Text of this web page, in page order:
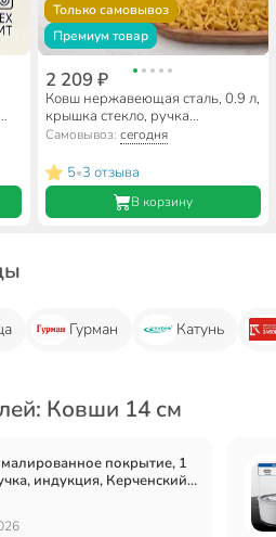
Только самовывоз
Премиум товар
2 209 ₽
Ковш нержавеющая сталь, 0.9 л,
крышка стекло, ручка
нержавеющая сталь, индукция,
Taller, Тенденси, 17271
Самовывоз: сегодня
5•3 отзыва
В корзину
Гурман Катунь
Ковши 14 см
покрытие, 1
индукция, Керченский
завод, 90104-072/4, в